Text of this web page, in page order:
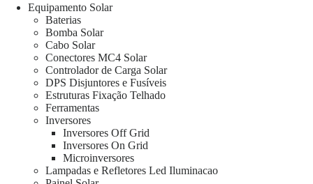
Equipamento Solar
Baterias
Bomba Solar
Cabo Solar
Conectores MC4 Solar
Controlador de Carga Solar
DPS Disjuntores e Fusíveis
Estruturas Fixação Telhado
Ferramentas
Inversores
Inversores Off Grid
Inversores On Grid
Microinversores
Lampadas e Refletores Led Iluminacao